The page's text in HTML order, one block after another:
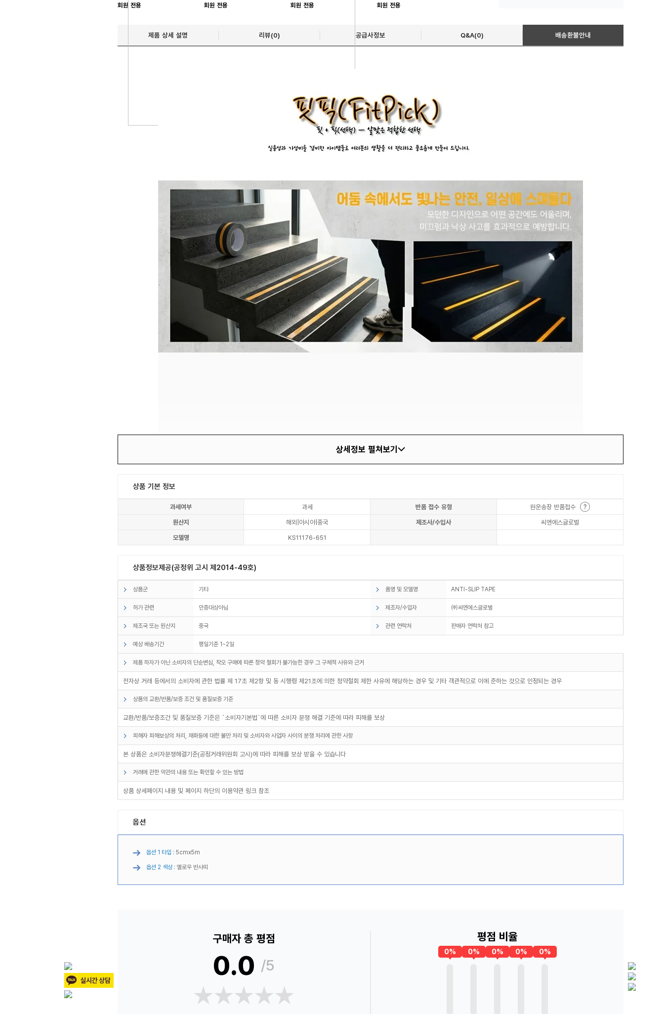
회원 전용 회원 전용 회원 전용 회원 전용
제품 상세 설명 리뷰(0) 공급사정보 Q&A(0) 배송환불안내
상세정보 펼쳐보기
상품 기본 정보
과세여부 과세 반품 접수 유형
원운송장 반품접수
원산지
해외|아시아|중국 제조사/수입사
씨엔에스글로벌
모델명
KS11176-651
상품정보제공(공정위 고시 제2014-49호)
상품군 기타 품명 및 모델명 ANTI-SLIP TAPE
허가 관련 인증대상아님 제조자/수입자 ㈜씨엔에스글로벌
제조국 또는 원산지 중국 관련 연락처 판매자 연락처 참고
예상 배송기간 평일기준 1~2일
제품 하자가 아닌 소비자의 단순변심, 착오 구매에 따른 청약 철회가 불가능한 경우 그 구체적 사유와 근거
전자상 거래 등에서의 소비자에 관한 법률 제 17조 제2항 및 동 시행령 제21조에 의한 청약철회 제한 사유에 해당하는 경우 및 기타 객관적으로 이에 준하는 것으로 인정되는 경우
상품의 교환/반품/보증 조건 및 품질보증 기준
교환/반품/보증조건 및 품질보증 기준은 `소비자기본법`에 따른 소비자 분쟁 해결 기준에 따라 피해를 보상
피해자 피해보상의 처리, 재화등에 대한 불만 처리 및 소비자와 사업자 사이의 분쟁 처리에 관한 사항
본 상품은 소비자분쟁해결기준(공정거래위원회 고시)에 따라 피해를 보상 받을 수 있습니다
거래에 관한 약관의 내용 또는 확인할 수 있는 방법
상품 상세페이지 내용 및 페이지 하단의 이용약관 링크 참조
옵션
옵션 1 타입 : 5cmx5m
옵션 2 색상 : 옐로우 반사띠
구매자 총 평점
0.0 /5
★★★★★
★★★★★
평점 비율
0% 0% 0% 0% 0%